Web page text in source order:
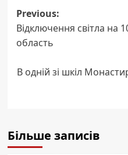
Post
navigation
Previous:
Відключення світла на
область
В одній зі шкіл
Більше записів